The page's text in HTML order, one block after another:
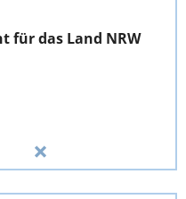
für das Land NRW